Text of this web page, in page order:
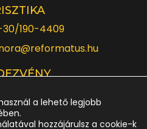
30/190-4409
a lehető legjobb
hozzájárulsz a cookie-k